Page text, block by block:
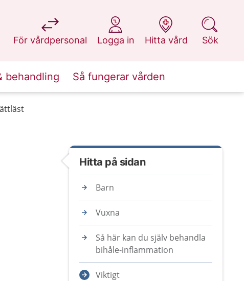
För vårdpersonal
på 1177.se
Logga in
på 1177.se
Hitta vård
på 1177.se
Sök
på 1177.se
behandling Så fungerar vården
Hitta på sidan
Barn
Vuxna
Så här kan du själv behandla
bihåle-inflammation
Viktigt